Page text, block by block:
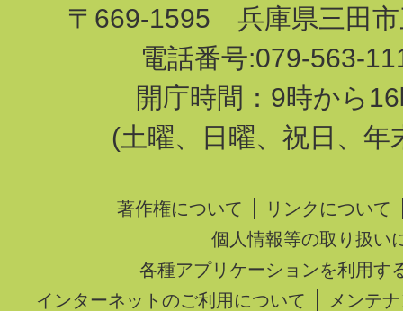
〒669-1595 兵庫県三田市
電話番号:079-563-
開庁時間：9時から
(土曜、日曜、祝日、年
著作権について
リンクについて
個人情報等の取り扱い
各種アプリケーションを利用す
インターネットのご利用について
メンテ